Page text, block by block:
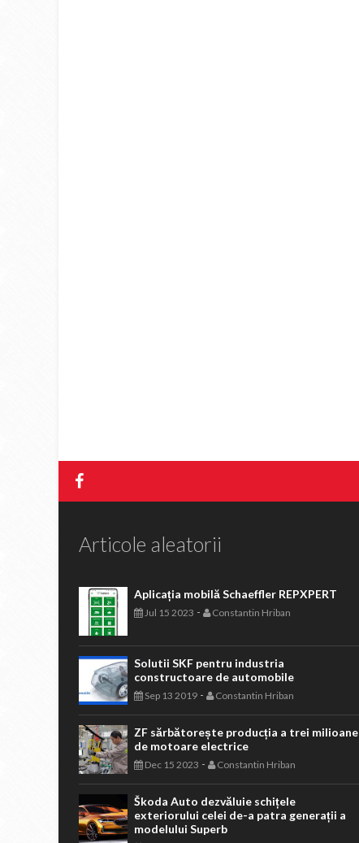
Articole aleatorii
Aplicația mobilă Schaeffler REPXPERT
Jul 15 2023 - Constantin Hriban
Solutii SKF pentru industria
constructoare de automobile
Sep 13 2019 - Constantin Hriban
ZF sărbătorește producția a trei milioane
de motoare electrice
Dec 15 2023 - Constantin Hriban
Škoda Auto dezvăluie schițele
exteriorului celei de-a patra generații a
modelului Superb